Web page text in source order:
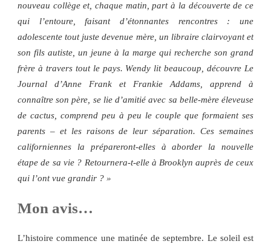
nouveau collège et, chaque matin, part à la découverte de ce
qui l’entoure, faisant d’étonnantes rencontres : une
adolescente tout juste devenue mère, un libraire clairvoyant et
son fils autiste, un jeune à la marge qui recherche son grand
frère à travers tout le pays. Wendy lit beaucoup, découvre Le
Journal d’Anne Frank et Frankie Addams, apprend à
connaître son père, se lie d’amitié avec sa belle-mère éleveuse
de cactus, comprend peu à peu le couple que formaient ses
parents – et les raisons de leur séparation. Ces semaines
californiennes la prépareront-elles à aborder la nouvelle
étape de sa vie ? Retournera-t-elle à Brooklyn auprès de ceux
qui l’ont vue grandir ? »
Mon avis…
L’histoire commence une matinée de septembre. Le soleil est